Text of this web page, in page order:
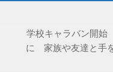
学校キャラバン開
に 家族や友達と手